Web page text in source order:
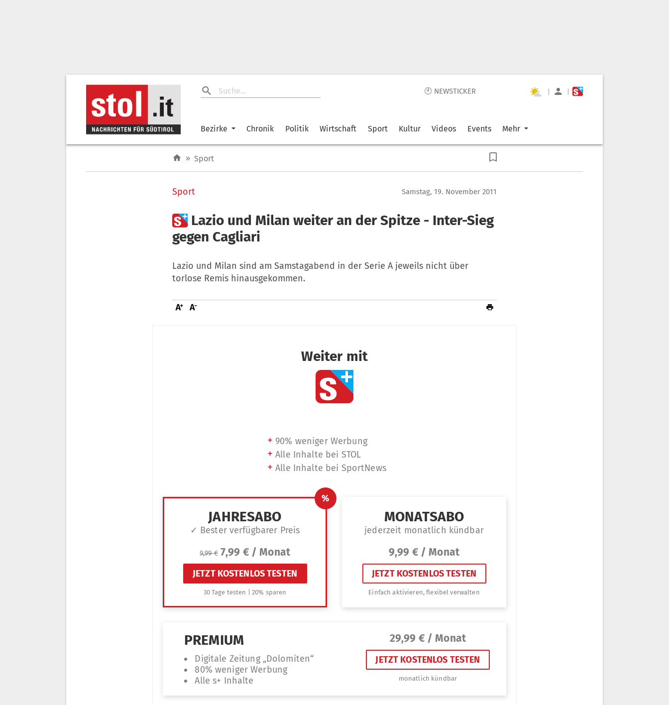
🕙 NEWSTICKER | |
Bezirke Chronik Politik Wirtschaft Sport Kultur Videos Events Mehr
» Sport
Sport Samstag, 19. November 2011
 Lazio und Milan weiter an der Spitze - Inter-Sieg
gegen Cagliari
Lazio und Milan sind am Samstagabend in der Serie A jeweils nicht über
torlose Remis hinausgekommen.